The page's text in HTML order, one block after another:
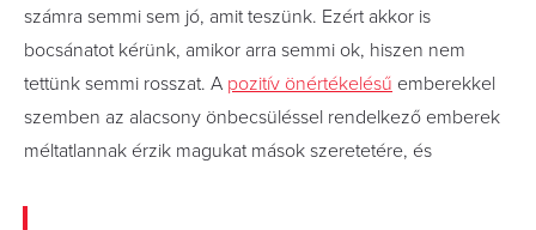
számra semmi sem jó, amit teszünk. Ezért akkor is
bocsánatot kérünk, amikor arra semmi ok, hiszen nem
tettünk semmi rosszat. A pozitív önértékelésű emberekkel
szemben az alacsony önbecsüléssel rendelkező emberek
méltatlannak érzik magukat mások szeretetére, és